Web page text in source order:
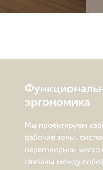
эргономика
Мы проектируем
рабочие зоны,
переговорное
связаны между